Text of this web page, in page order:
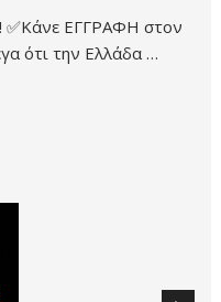
✅Κάνε ΕΓΓΡΑΦΗ στον
ότι την Ελλάδα …